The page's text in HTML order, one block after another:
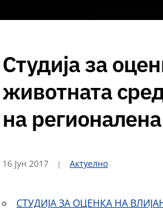
Студија за
животната
на
16 Јун 2017 Актуелно
СТУДИЈА ЗА ОЦЕНКА НА